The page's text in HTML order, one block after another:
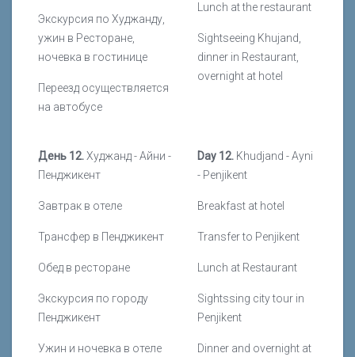
Экскурсия по Худжанду,
ужин в Ресторане,
ночевка в гостинице
Переезд осуществляется
на автобусе
Lunch at the restaurant
Sightseeing Khujand,
dinner in Restaurant,
overnight at hotel
День 12.Худжанд - Айни -
Пенджикент
Завтрак в отеле
Трансфер в Пенджикент
Обед в ресторане
Экскурсия по городу
Пенджикент
Ужин и ночевка в отеле
Day 12. Khudjand - Ayni
- Penjikent
Breakfast at hotel
Transfer to Penjikent
Lunch at Restaurant
Sightssing city tour in
Penjikent
Dinner and overnight at